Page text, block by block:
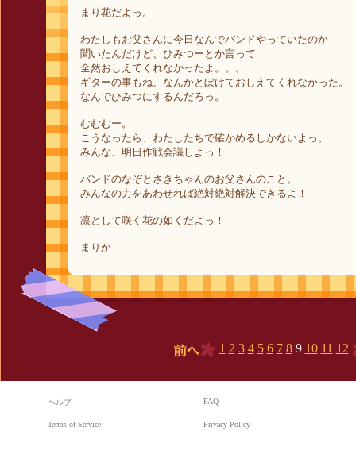
まり花だよっ。
わたしもお父さんに今日なんでバンドやっていたのか
聞いたんだけど、ひみつーとか言って
全然おしえてくれなかったよ。。。
ギターの事もね、なんかとぼけておしえてくれなかった。
なんでひみつにするんだろっ。
むむむー。
こうなったら、わたしたちで確かめるしかないよっ。
みんな、明日作戦会議しよっ！
バンドのなぞとさきちゃんのお父さんのこと。
みんなの力をあわせれば絶対絶対解決できるよ！
凛として咲く花の如くだよっ！
まりか
1 2 3 4 5 6 7 8 9 10 11 12
ヘルプ FAQ
Terms of Service Privacy Policy